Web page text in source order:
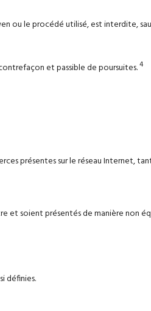
ou le procédé utilisé, est interdite,
et passible de poursuites.4
présentes sur le réseau Internet,
et soient présentés de manière non
définies.